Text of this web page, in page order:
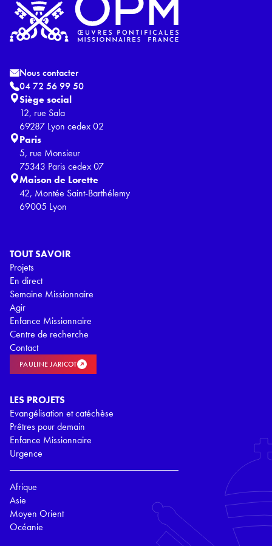
TOUT SAVOIR
Projets
En direct
Semaine Missionnaire
Agir
Enfance Missionnaire
Centre de recherche
Contact
PAULINE JARICOT
LES PROJETS
Evangélisation et catéchèse
Prêtres pour demain
Enfance Missionnaire
Urgence
Afrique
Asie
Moyen Orient
Océanie
Nous contacter
04 72 56 99 50
Siège social
12, rue Sala
69287 Lyon cedex 02
Paris
5, rue Monsieur
75343 Paris cedex 07
Maison de Lorette
42, Montée Saint-Barthélemy
69005 Lyon